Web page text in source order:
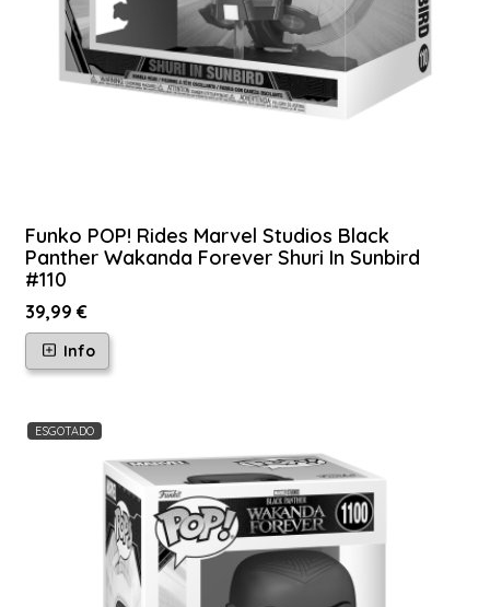
Funko POP! Rides Marvel Studios Black
Panther Wakanda Forever Shuri In Sunbird
#110
39,99 €
Info
ESGOTADO